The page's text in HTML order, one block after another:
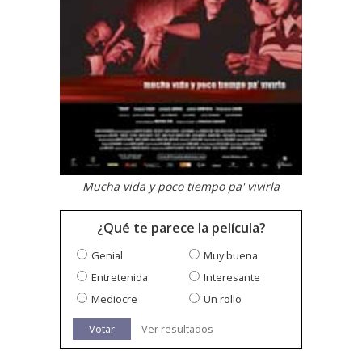
Mucha vida y poco tiempo pa' vivirla
¿Qué te parece la película?
Genial
Muy buena
Entretenida
Interesante
Mediocre
Un rollo
Votar Ver resultados